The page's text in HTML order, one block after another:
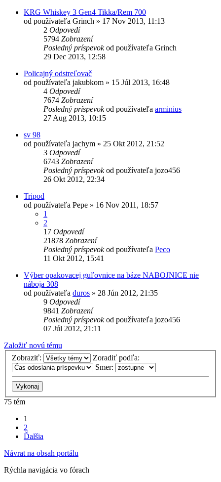
KRG Whiskey 3 Gen4 Tikka/Rem 700
od používateľa Grinch » 17 Nov 2013, 11:13
2 Odpovedí
5794 Zobrazení
Posledný príspevokod používateľa Grinch
29 Dec 2013, 12:58
Policajný odstreľovač
od používateľa jakubkom » 15 Júl 2013, 16:48
4 Odpovedí
7674 Zobrazení
Posledný príspevokod používateľa arminius
27 Aug 2013, 10:15
sv 98
od používateľa jachym » 25 Okt 2012, 21:52
3 Odpovedí
6743 Zobrazení
Posledný príspevokod používateľa jozo456
26 Okt 2012, 22:34
Tripod
od používateľa Pepe » 16 Nov 2011, 18:57
1
2
17 Odpovedí
21878 Zobrazení
Posledný príspevokod používateľa Peco
11 Okt 2012, 15:41
Výber opakovacej guľovnice na báze NABOJNICE nie
náboja 308
od používateľa duros » 28 Jún 2012, 21:35
9 Odpovedí
9841 Zobrazení
Posledný príspevokod používateľa jozo456
07 Júl 2012, 21:11
Založiť novú tému
Zobraziť:
Zoradiť podľa:
Smer:
75 tém
1
2
Ďalšia
Návrat na obsah portálu
Rýchla navigácia vo fórach